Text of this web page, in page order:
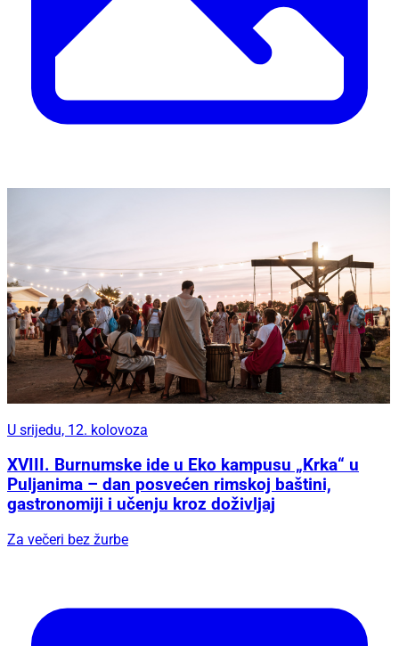
U srijedu, 12. kolovoza
XVIII. Burnumske ide u Eko kampusu „Krka“ u
Puljanima – dan posvećen rimskoj baštini,
gastronomiji i učenju kroz doživljaj
Za večeri bez žurbe